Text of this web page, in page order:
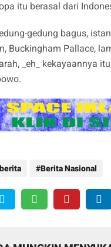
itu berasal dari
gedung bagus,
Buckingham Pallace,
_eh_ kekayaannya
Berita Nasional